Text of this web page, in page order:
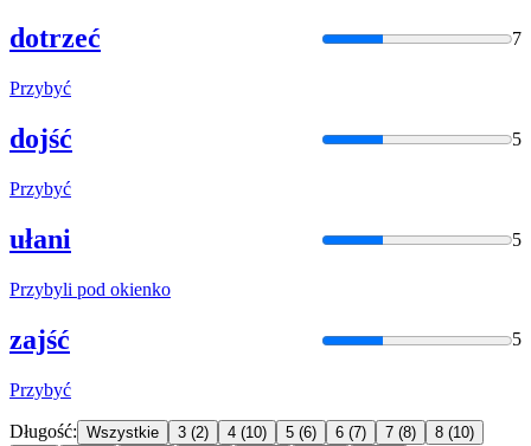
dotrzeć 7
Przybyć
dojść 5
Przybyć
ułani 5
Przybyli pod okienko
zajść 5
Przybyć
Długość: Wszystkie 3 (2) 4 (10) 5 (6) 6 (7) 7 (8) 8 (10)